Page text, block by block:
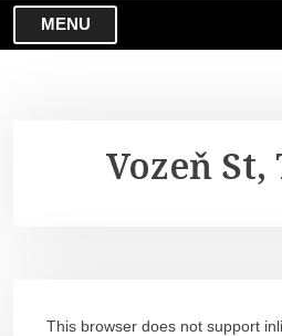
MENU
Vozeň
This browser does not support